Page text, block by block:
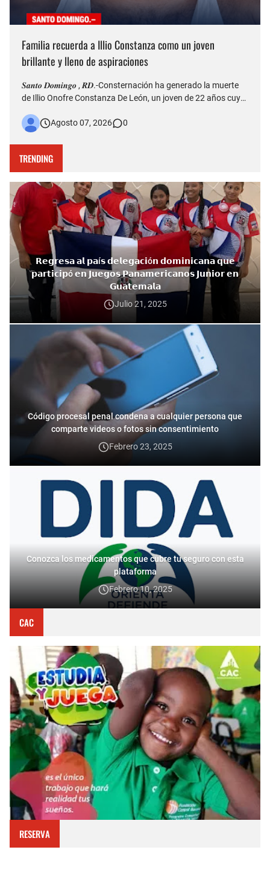
Familia recuerda a Illio Constanza como un joven
brillante y lleno de aspiraciones
𝑺𝒂𝒏𝒕𝒐 𝑫𝒐𝒎𝒊𝒏𝒈𝒐 , 𝑹𝑫.-Consternación ha generado la muerte
de Illio Onofre Constanza De León, un joven de 22 años cuyo
quedó captado en videos que posteriormente fueron
Agosto 07, 2026 0
TRENDING
𝗥𝗲𝗴𝗿𝗲𝘀𝗮 𝗮𝗹 𝗽𝗮í𝘀 𝗱𝗲𝗹𝗲𝗴𝗮𝗰𝗶ó𝗻 𝗱𝗼𝗺𝗶𝗻𝗶𝗰𝗮𝗻𝗮 𝗾𝘂𝗲
𝗽𝗮𝗿𝘁𝗶𝗰𝗶𝗽ó 𝗲𝗻 𝗝𝘂𝗲𝗴𝗼𝘀 𝗣𝗮𝗻𝗮𝗺𝗲𝗿𝗶𝗰𝗮𝗻𝗼𝘀 𝗝𝘂𝗻𝗶𝗼𝗿 𝗲𝗻
𝗚𝘂𝗮𝘁𝗲𝗺𝗮𝗹𝗮
Julio 21, 2025
Código procesal penal condena a cualquier persona que
comparte videos o fotos sin consentimiento
Febrero 23, 2025
Conozca los medicamentos que cubre tu seguro con esta
plataforma
Febrero 10, 2025
CAC
RESERVA